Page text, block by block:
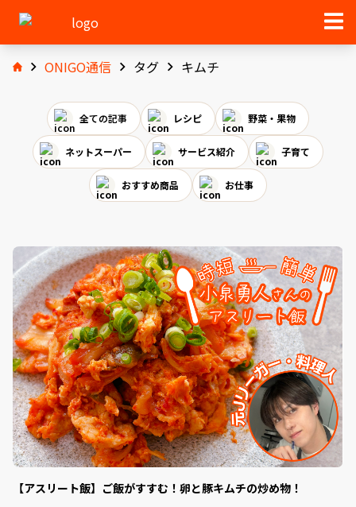
ONIGO通信 タグ キムチ
全ての記事 レシピ 野菜・果物
ネットスーパー サービス紹介 子育て
おすすめ商品 お仕事
【アスリート飯】ご飯がすすむ！卵と豚キムチの炒め物！